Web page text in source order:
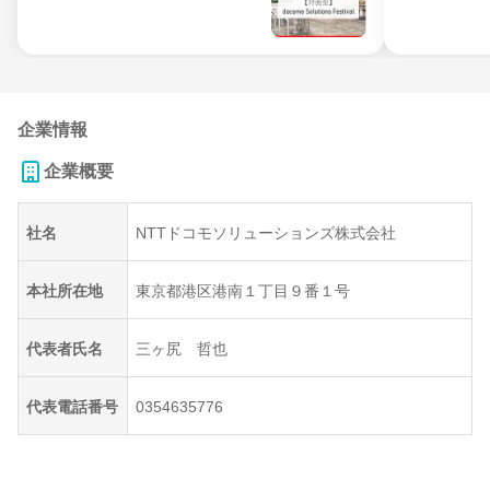
企業情報
企業概要
社名 NTTドコモソリューションズ株式会社
本社所在地 東京都港区港南１丁目９番１号
代表者氏名 三ヶ尻 哲也
代表電話番号 0354635776